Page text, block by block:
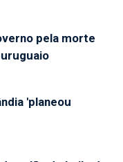
pela morte
'planeou